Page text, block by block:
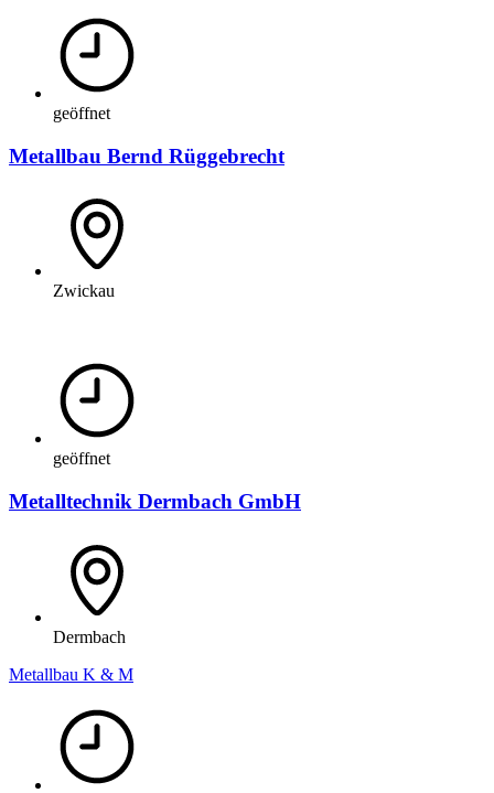
geöffnet
Metallbau Bernd Rüggebrecht
Zwickau
geöffnet
Metalltechnik Dermbach GmbH
Dermbach
Metallbau K & M